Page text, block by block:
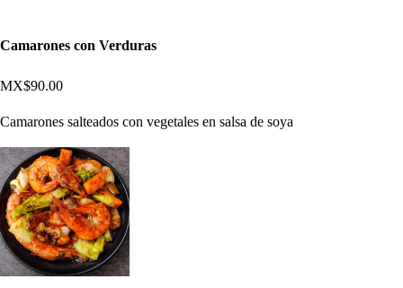
Camarones con Verduras
MX$90.00
Camarones salteados con vegetales en salsa de soya